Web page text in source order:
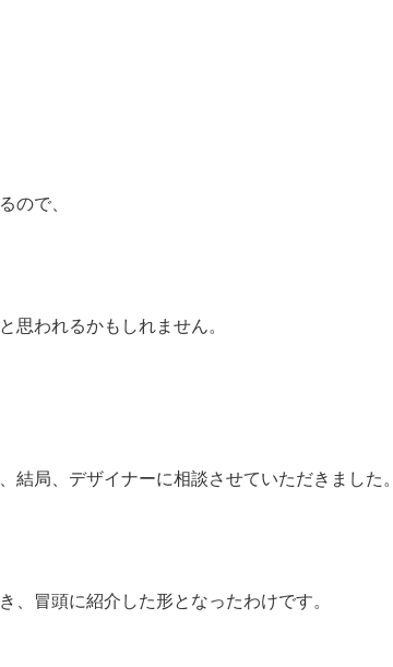
ので、
思われるかもしれません。
局、デザイナーに相談させていただきました。
、冒頭に紹介した形となったわけです。